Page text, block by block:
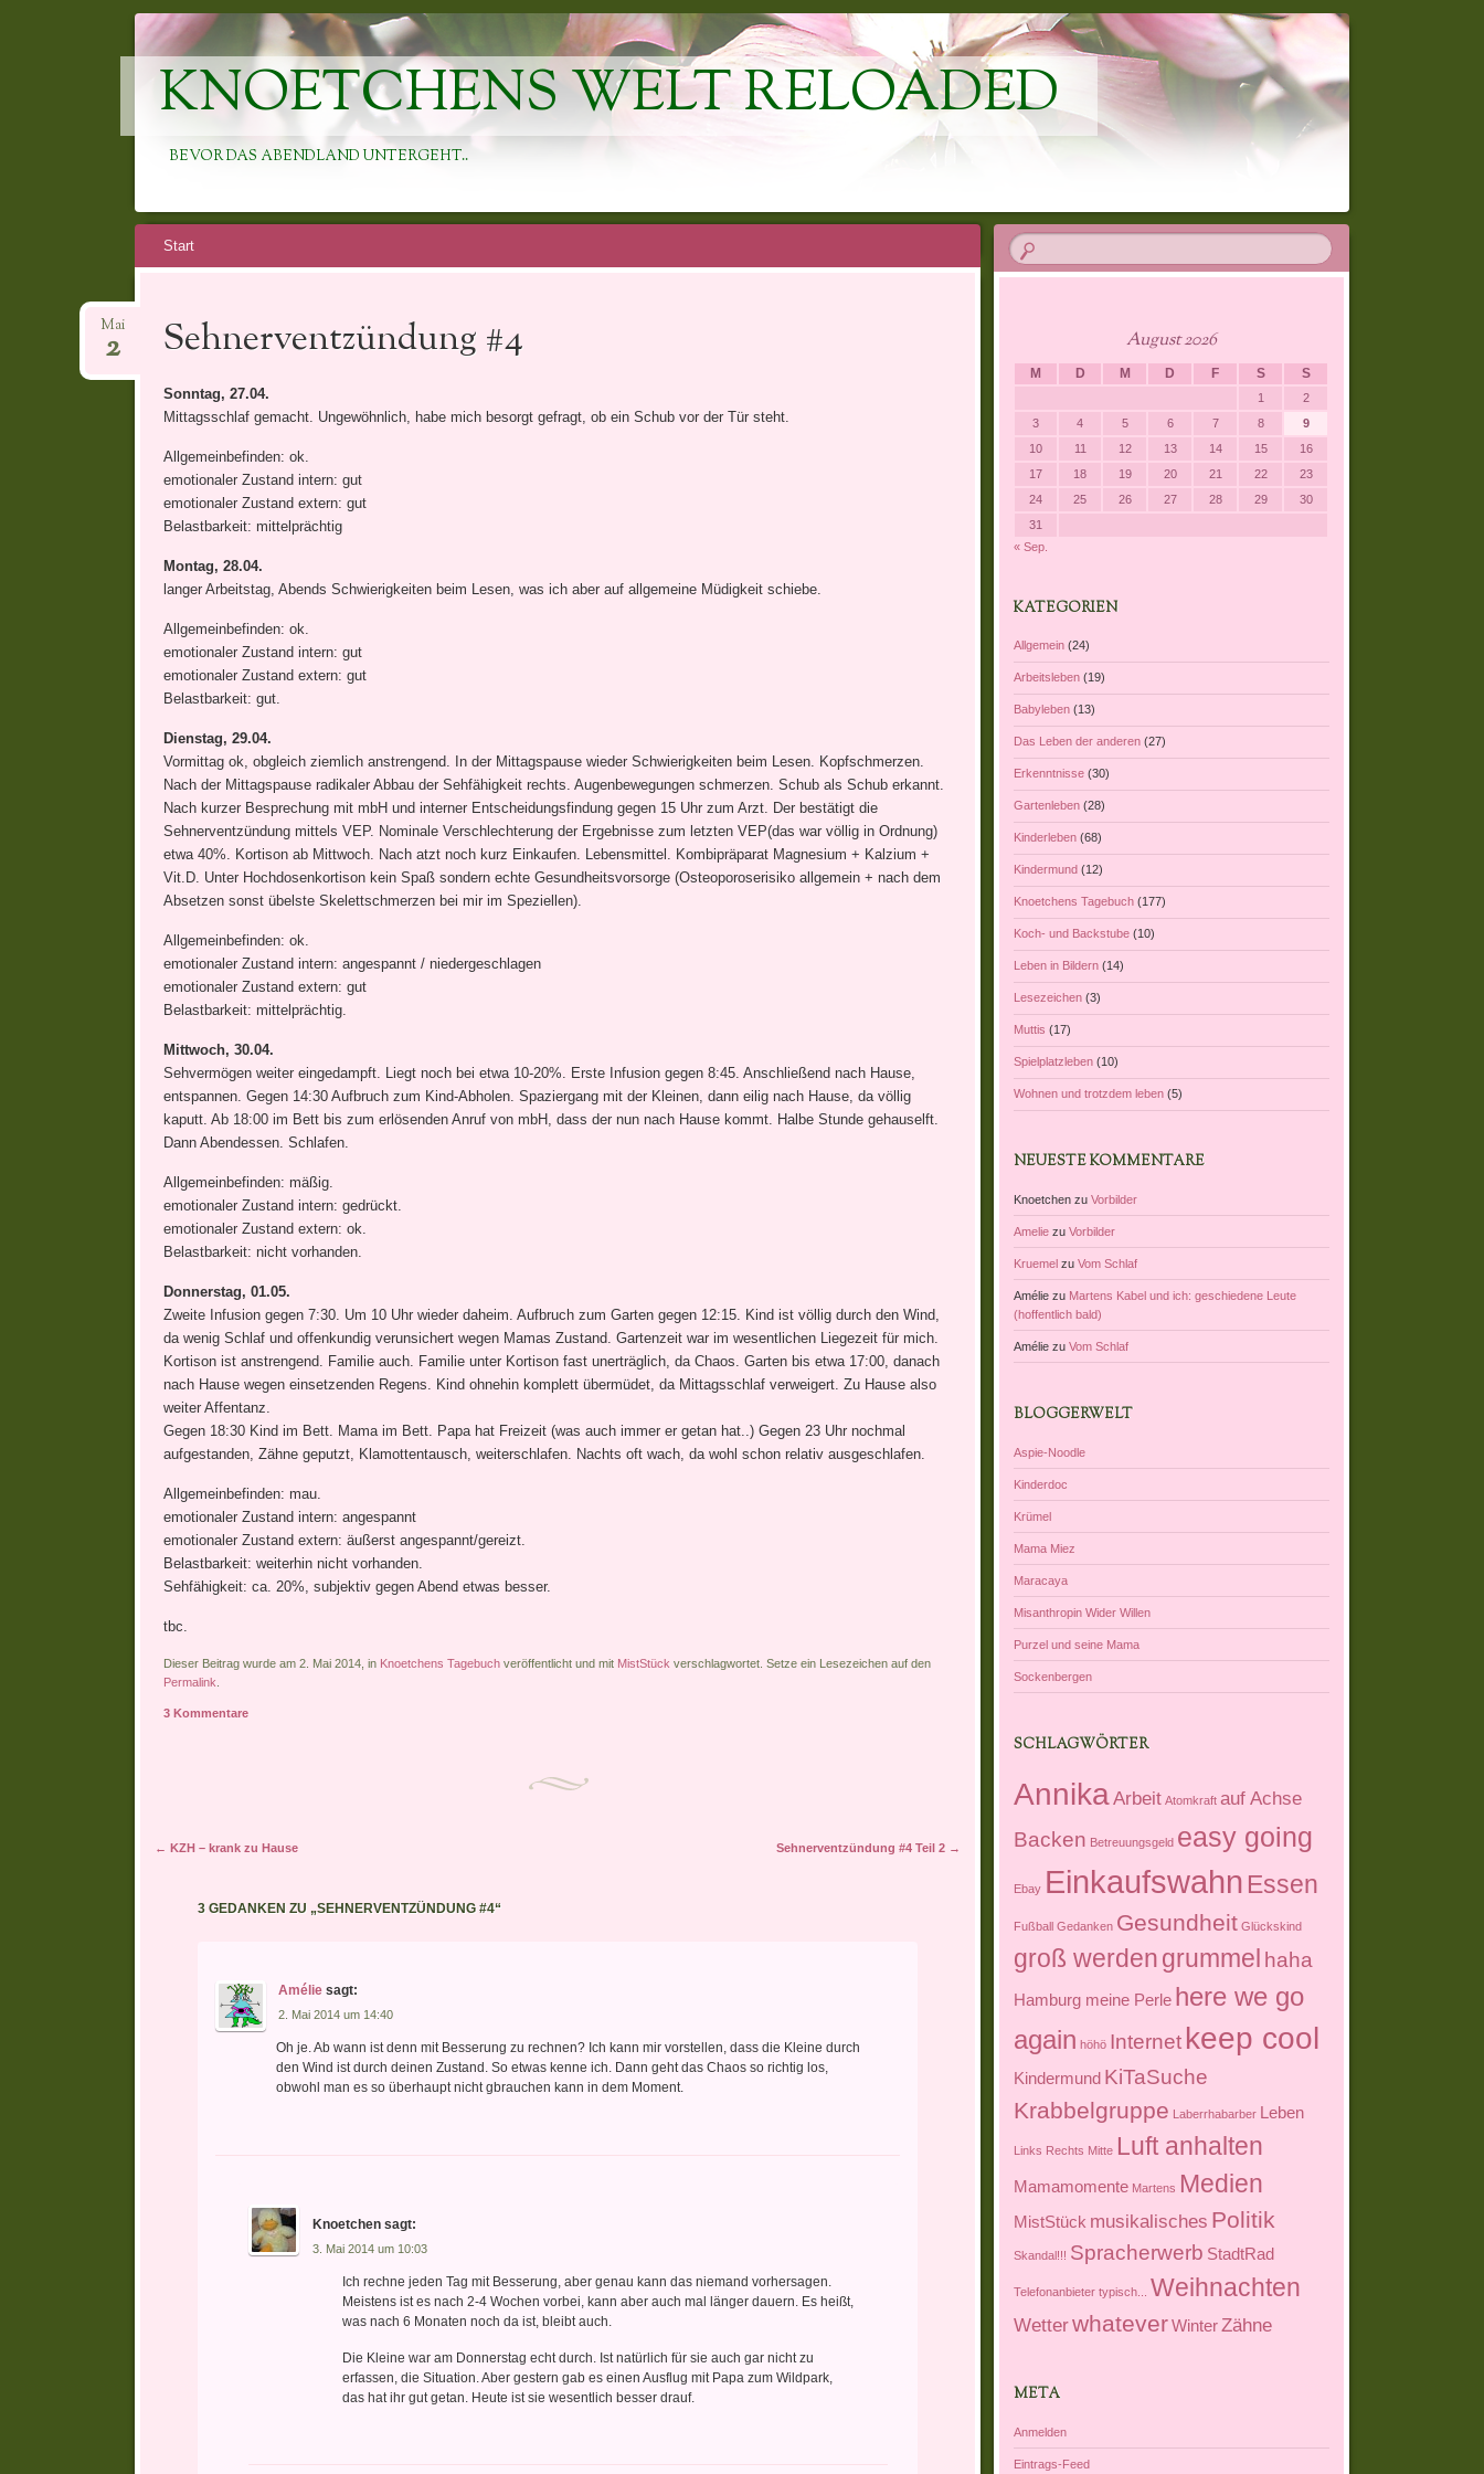
KNOETCHENS WELT RELOADED
BEVOR DAS ABENDLAND UNTERGEHT..
Springe
Start
Sehnerventzündung #4
Mai
2
Sonntag, 27.04.
Mittagsschlaf gemacht. Ungewöhnlich, habe mich besorgt gefragt, ob ein Schub vor der Tür steht.
Allgemeinbefinden: ok.
emotionaler Zustand intern: gut
emotionaler Zustand extern: gut
Belastbarkeit: mittelprächtig
Montag, 28.04.
langer Arbeitstag, Abends Schwierigkeiten beim Lesen, was ich aber auf allgemeine Müdigkeit schiebe.
Allgemeinbefinden: ok.
emotionaler Zustand intern: gut
emotionaler Zustand extern: gut
Belastbarkeit: gut.
Dienstag, 29.04.
Vormittag ok, obgleich ziemlich anstrengend. In der Mittagspause wieder Schwierigkeiten beim Lesen. Kopfschmerzen.
Nach der Mittagspause radikaler Abbau der Sehfähigkeit rechts. Augenbewegungen schmerzen. Schub als Schub erkannt.
Nach kurzer Besprechung mit mbH und interner Entscheidungsfindung gegen 15 Uhr zum Arzt. Der bestätigt die
Sehnerventzündung mittels VEP. Nominale Verschlechterung der Ergebnisse zum letzten VEP(das war völlig in Ordnung)
etwa 40%. Kortison ab Mittwoch. Nach atzt noch kurz Einkaufen. Lebensmittel. Kombipräparat Magnesium + Kalzium +
Vit.D. Unter Hochdosenkortison kein Spaß sondern echte Gesundheitsvorsorge (Osteoporoserisiko allgemein + nach dem
Absetzen sonst übelste Skelettschmerzen bei mir im Speziellen).
Allgemeinbefinden: ok.
emotionaler Zustand intern: angespannt / niedergeschlagen
emotionaler Zustand extern: gut
Belastbarkeit: mittelprächtig.
Mittwoch, 30.04.
Sehvermögen weiter eingedampft. Liegt noch bei etwa 10-20%. Erste Infusion gegen 8:45. Anschließend nach Hause,
entspannen. Gegen 14:30 Aufbruch zum Kind-Abholen. Spaziergang mit der Kleinen, dann eilig nach Hause, da völlig
kaputt. Ab 18:00 im Bett bis zum erlösenden Anruf von mbH, dass der nun nach Hause kommt. Halbe Stunde gehauselft.
Dann Abendessen. Schlafen.
Allgemeinbefinden: mäßig.
emotionaler Zustand intern: gedrückt.
emotionaler Zustand extern: ok.
Belastbarkeit: nicht vorhanden.
Donnerstag, 01.05.
Zweite Infusion gegen 7:30. Um 10 Uhr wieder daheim. Aufbruch zum Garten gegen 12:15. Kind ist völlig durch den Wind,
da wenig Schlaf und offenkundig verunsichert wegen Mamas Zustand. Gartenzeit war im wesentlichen Liegezeit für mich.
Kortison ist anstrengend. Familie auch. Familie unter Kortison fast unerträglich, da Chaos. Garten bis etwa 17:00, danach
nach Hause wegen einsetzenden Regens. Kind ohnehin komplett übermüdet, da Mittagsschlaf verweigert. Zu Hause also
weiter Affentanz.
Gegen 18:30 Kind im Bett. Mama im Bett. Papa hat Freizeit (was auch immer er getan hat..) Gegen 23 Uhr nochmal
aufgestanden, Zähne geputzt, Klamottentausch, weiterschlafen. Nachts oft wach, da wohl schon relativ ausgeschlafen.
Allgemeinbefinden: mau.
emotionaler Zustand intern: angespannt
emotionaler Zustand extern: äußerst angespannt/gereizt.
Belastbarkeit: weiterhin nicht vorhanden.
Sehfähigkeit: ca. 20%, subjektiv gegen Abend etwas besser.
tbc.
Dieser Beitrag wurde am 2. Mai 2014, in Knoetchens Tagebuchveröffentlicht und mit MistStück verschlagwortet. Setze ein Lesezeichen auf den
Permalink
3 Kommentare
Artikel-Navigation
← KZH – krank zu Hause Sehnerventzündung #4 Teil 2 →
3 GEDANKEN ZU „SEHNERVENTZÜNDUNG #4“
Amélie sagt:
2. Mai 2014 um 14:40
Oh je. Ab wann ist denn mit Besserung zu rechnen? Ich kann mir vorstellen, dass die Kleine durch
den Wind ist durch deinen Zustand. So etwas kenne ich. Dann geht das Chaos so richtig los,
obwohl man es so überhaupt nicht gbrauchen kann in dem Moment.
Knoetchen sagt:
3. Mai 2014 um 10:03
Ich rechne jeden Tag mit Besserung, aber genau kann das niemand vorhersagen.
Meistens ist es nach 2-4 Wochen vorbei, kann aber auch mal länger dauern. Es heißt,
was nach 6 Monaten noch da ist, bleibt auch.
Die Kleine war am Donnerstag echt durch. Ist natürlich für sie auch gar nicht zu
erfassen, die Situation. Aber gestern gab es einen Ausflug mit Papa zum Wildpark,
das hat ihr gut getan. Heute ist sie wesentlich besser drauf.
August 2026
M D M D F S S
1
2
3
4 5 6 7 8
9
10
11 12 13 14 15
16
17
18 19 20 21 22
23
24
25 26 27 28 29
30
31
« Sep.
KATEGORIEN
Allgemein (24)
Arbeitsleben (19)
Babyleben (13)
Das Leben der anderen (27)
Erkenntnisse (30)
Gartenleben (28)
Kinderleben (68)
Kindermund (12)
Knoetchens Tagebuch (177)
Koch- und Backstube (10)
Leben in Bildern (14)
Lesezeichen (3)
Muttis (17)
Spielplatzleben (10)
Wohnen und trotzdem leben (5)
NEUESTE KOMMENTARE
Knoetchen zuVorbilder
Amelie zuVorbilder
Kruemel zuVom Schlaf
Amélie zu Martens Kabel und ich: geschiedene Leute
(hoffentlich bald)
Amélie zuVom Schlaf
BLOGGERWELT
Aspie-Noodle
Kinderdoc
Krümel
Mama Miez
Maracaya
Misanthropin Wider Willen
Purzel und seine Mama
Sockenbergen
SCHLAGWÖRTER
AnnikaArbeit Atomkraft auf Achse
Backen Betreuungsgeld easy going
Ebay Einkaufswahn Essen
Fußball Gedanken Gesundheit Glückskind
groß werdengrummel haha
Hamburg meine Perle here we go
again höhö Internet keep cool
Kindermund KiTaSuche
Krabbelgruppe Laberrhabarber Leben
Links Rechts Mitte Luft anhalten
Mamamomente Martens Medien
MistStück musikalisches Politik
Skandal!!! Spracherwerb StadtRad
Telefonanbieter typisch... Weihnachten
Wetterwhatever Winter Zähne
META
Anmelden
Eintrags-Feed